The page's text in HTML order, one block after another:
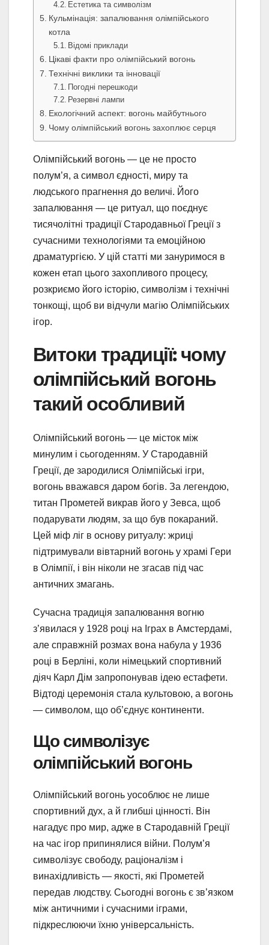
Естетика та символізм
Кульмінація: запалювання олімпійського
котла
Відомі приклади
Цікаві факти про олімпійський вогонь
Технічні виклики та інновації
Погодні перешкоди
Резервні лампи
Екологічний аспект: вогонь майбутнього
Чому олімпійський вогонь захоплює серця
Олімпійський вогонь — це не просто
полум’я, а символ єдності, миру та
людського прагнення до величі. Його
запалювання — це ритуал, що поєднує
тисячолітні традиції Стародавньої Греції з
сучасними технологіями та емоційною
драматургією. У цій статті ми зануримося в
кожен етап цього захопливого процесу,
розкриємо його історію, символізм і технічні
тонкощі, щоб ви відчули магію Олімпійських
ігор.
Витоки традиції: чому
олімпійський вогонь
такий особливий
Олімпійський вогонь — це місток між
минулим і сьогоденням. У Стародавній
Греції, де зародилися Олімпійські ігри,
вогонь вважався даром богів. За легендою,
титан Прометей викрав його у Зевса, щоб
подарувати людям, за що був покараний.
Цей міф ліг в основу ритуалу: жриці
підтримували вівтарний вогонь у храмі Гери
в Олімпії, і він ніколи не згасав під час
античних змагань.
Сучасна традиція запалювання вогню
з’явилася у 1928 році на Іграх в Амстердамі,
але справжній розмах вона набула у 1936
році в Берліні, коли німецький спортивний
діяч Карл Дім запропонував ідею естафети.
Відтоді церемонія стала культовою, а вогонь
— символом, що об’єднує континенти.
Що символізує
олімпійський вогонь
Олімпійський вогонь уособлює не лише
спортивний дух, а й глибші цінності. Він
нагадує про мир, адже в Стародавній Греції
на час ігор припинялися війни. Полум’я
символізує свободу, раціоналізм і
винахідливість — якості, які Прометей
передав людству. Сьогодні вогонь є зв’язком
між античними і сучасними іграми,
підкреслюючи їхню універсальність.